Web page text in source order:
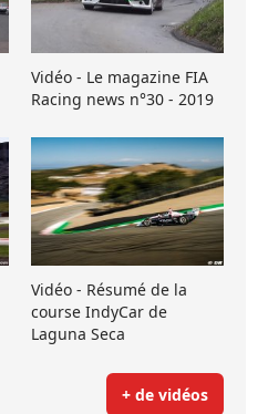
Vidéo - Le magazine FIA
Racing news n°30 - 2019
Vidéo - Résumé de la
course IndyCar de
Laguna Seca
+ de vidéos